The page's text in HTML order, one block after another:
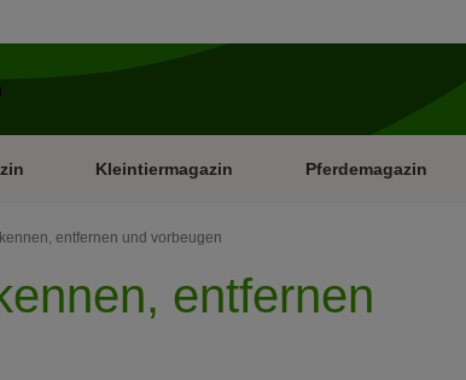
Kleintiermagazin Pferdemagazin
entfernen und vorbeugen
entfernen